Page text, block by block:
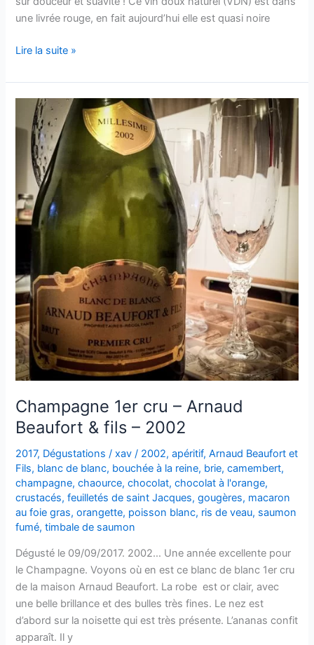
une livrée rouge, en fait aujourd’hui elle est quasi noire
Rivesaltes
–
1996
Domaine
Gauby
Lire la suite »
Champagne 1er cru – Arnaud
Beaufort & fils – 2002
2017, Dégustations /xav/ 2002,apéritif,Arnaud Beaufort et
Fils, blanc de blanc, bouchée à la reine, brie,camembert,
champagne,chaource,chocolat,chocolat à l'orange,
crustacés,feuilletés de saint Jacques,gougères, macaron
au foie gras,orangette, poisson blanc, ris de veau, saumon
fumé,timbale de saumon
Dégusté le 09/09/2017. 2002… Une année excellente pour
le Champagne. Voyons où en est ce blanc de blanc 1er cru
de la maison Arnaud Beaufort. La robe est or clair, avec
une belle brillance et des bulles très fines. Le nez est
d’abord sur la noisette qui est très présente. L’ananas confit
apparaît. Il y